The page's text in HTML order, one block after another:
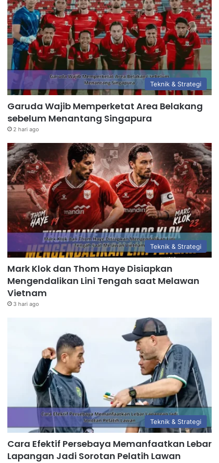
Teknik & Strategi
Garuda Wajib Memperketat Area Belakang
sebelum Menantang Singapura
2 hari ago
Teknik & Strategi
Mark Klok dan Thom Haye Disiapkan
Mengendalikan Lini Tengah saat Melawan
Vietnam
3 hari ago
Teknik & Strategi
Cara Efektif Persebaya Memanfaatkan Lebar
Lapangan Jadi Sorotan Pelatih Lawan